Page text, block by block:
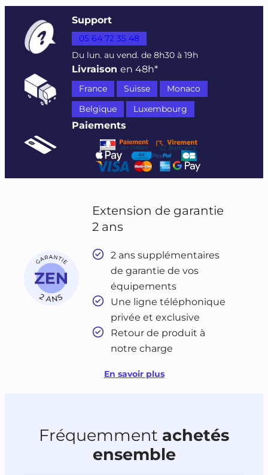
Support
05 64 72 35 48
Du lun. au vend. de 8h30 à 19h
Livraisonen 48h*
France Suisse
Monaco
Belgique
Luxembourg
Paiements
Extension de garantie
2 ans
2 ans supplémentaires
de garantie de vos
équipements
Une ligne téléphonique
privée et exclusive
Retour de produit à
notre charge
En savoir plus
Fréquemment achetés
ensemble